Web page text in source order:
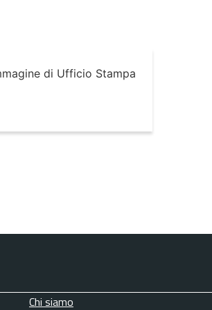
Chi siamo